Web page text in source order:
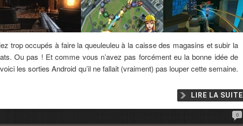
trop occupés à faire la queuleuleu à la caisse des magasins et subir la
Ou pas ! Et comme vous n’avez pas forcément eu la bonne idée de
les sorties Android qu’il ne fallait (vraiment) pas louper cette semaine.
LIRE LA SUITE
0